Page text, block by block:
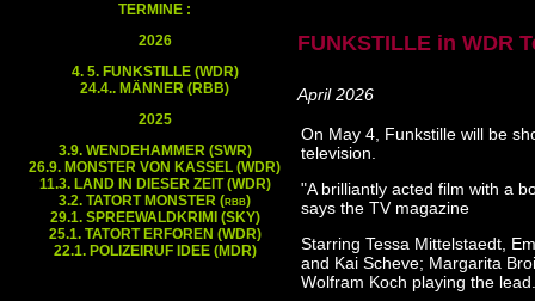
TERMINE :
2026
4. 5. FUNKSTILLE (WDR)
24.4.. MÄNNER (RBB)
2025
3.9. WENDEHAMMER (SWR)
26.9. MONSTER VON KASSEL (WDR)
11.3. LAND IN DIESER ZEIT (WDR)
3.2. TATORT MONSTER (rbb)
29.1. SPREEWALDKRIMI (SKY)
25.1. TATORT ERFOREN (WDR)
22.1. POLIZEIRUF IDEE (MDR)
FUNKSTILLE in WDR
April 2026
On May 4, Funkstille will be
television.
"A brilliantly acted film with a
says the TV magazine
Starring Tessa Mittelstaedt,
and Kai Scheve; Margarita
Wolfram Koch playing the lead.